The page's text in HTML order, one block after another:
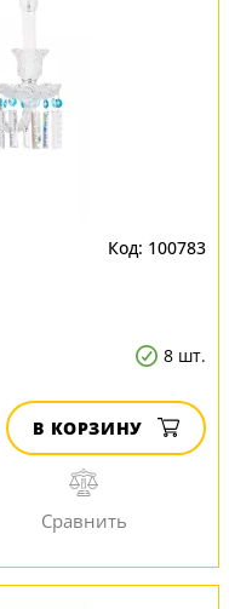
100783
8 шт.
В КОРЗИНУ